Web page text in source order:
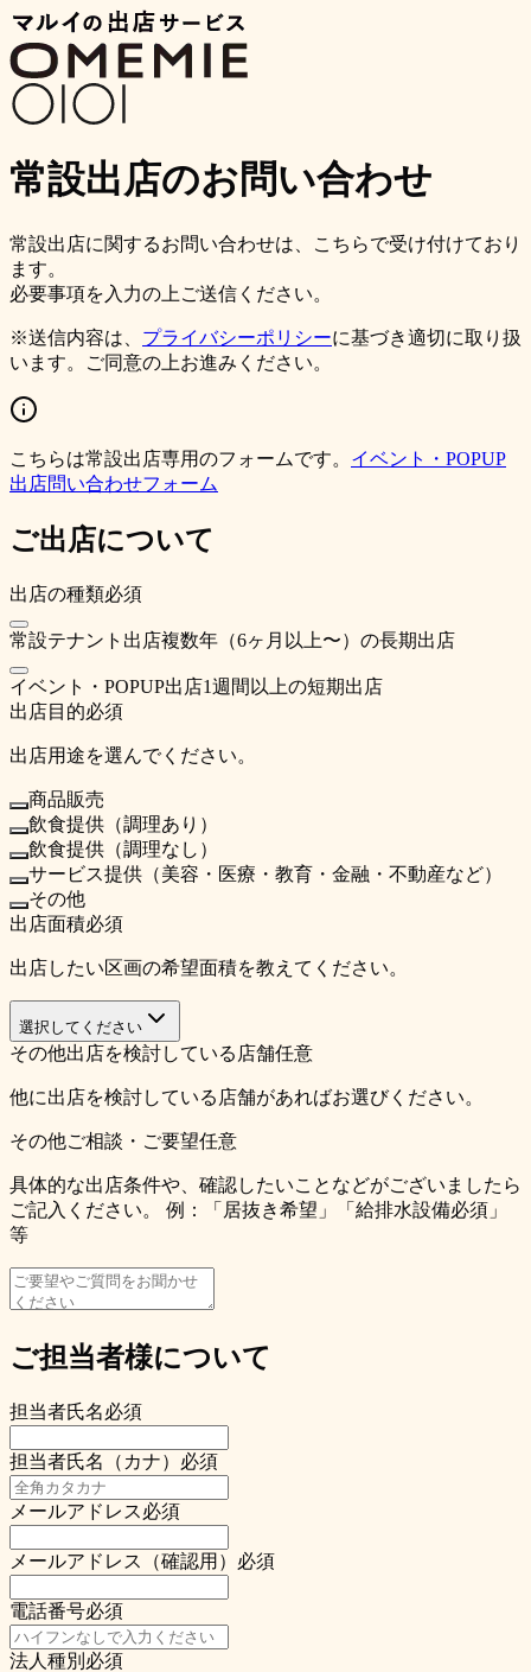
常設出店のお問い合わせ
常設出店に関するお問い合わせは、こちらで受け付けており
ます。
必要事項を入力の上ご送信ください。
※送信内容は、 プライバシーポリシーに基づき適切に取り扱
います。ご同意の上お進みください。
こちらは常設出店専用のフォームです。 イベント・POPUP
出店問い合わせフォーム
ご出店について
出店の種類必須
常設テナント出店複数年（6ヶ月以上〜）の長期出店
イベント・POPUP出店1週間以上の短期出店
出店目的必須
出店用途を選んでください。
商品販売
飲食提供（調理あり）
飲食提供（調理なし）
サービス提供（美容・医療・教育・金融・不動産など）
その他
出店面積必須
出店したい区画の希望面積を教えてください。
選択してください
その他出店を検討している店舗任意
他に出店を検討している店舗があればお選びください。
その他ご相談・ご要望任意
具体的な出店条件や、確認したいことなどがございましたら
ご記入ください。 例：「居抜き希望」「給排水設備必須」
等
ご担当者様について
担当者氏名必須
担当者氏名（カナ） 必須
メールアドレス必須
メールアドレス（確認用） 必須
電話番号必須
法人種別 必須